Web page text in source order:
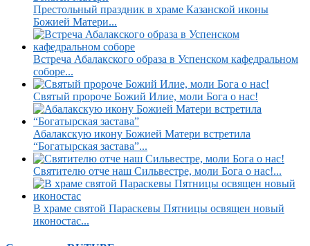
Престольный праздник в храме Казанской иконы
Божией Матери...
Встреча Абалакского образа в Успенском кафедральном
соборе...
Святый пророче Божий Илие, моли Бога о нас!
Абалакскую икону Божией Матери встретила
“Богатырская застава”...
Святителю отче наш Сильвестре, моли Бога о нас!...
В храме святой Параскевы Пятницы освящен новый
иконостас...